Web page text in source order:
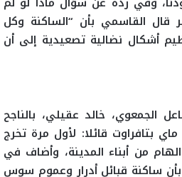
القاسمي بأن “الساكنة وكل
أشكال نضالية تصعيدية إلى أن
الجمعوي، خالد عقيلي، بالناجح
بتافراوت قائلا: لأول مرة تخرج
من أبناء المدينة، وأضاف في
بأن ساكنة قبائل أدرار وعموم سوس